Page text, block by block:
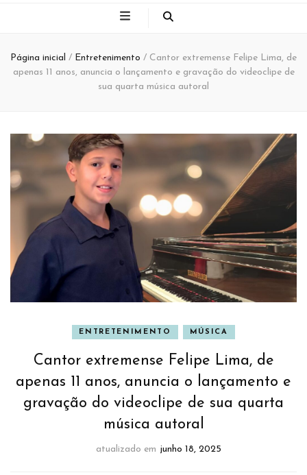
Página inicial / Entretenimento / Cantor extremense Felipe Lima, de
apenas 11 anos, anuncia o lançamento e gravação do videoclipe de
sua quarta música autoral
ENTRETENIMENTO MÚSICA
Cantor extremense Felipe Lima, de
apenas 11 anos, anuncia o lançamento e
gravação do videoclipe de sua quarta
música autoral
atualizado em junho 18, 2025